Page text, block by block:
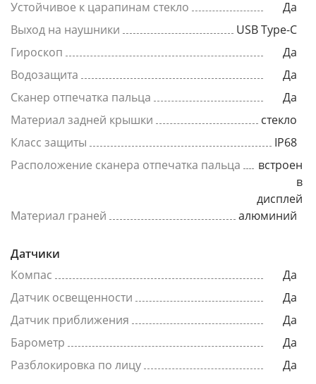
Устойчивое к царапинам стекло
Да
Выход на наушники
USB Type-C
Гироскоп
Да
Водозащита
Да
Сканер отпечатка пальца
Да
Материал задней крышки
стекло
Класс защиты
IP68
Расположение сканера отпечатка пальца
встроен
в
дисплей
Материал граней
алюминий
Датчики
Компас
Да
Датчик освещенности
Да
Датчик приближения
Да
Барометр
Да
Разблокировка по лицу
Да